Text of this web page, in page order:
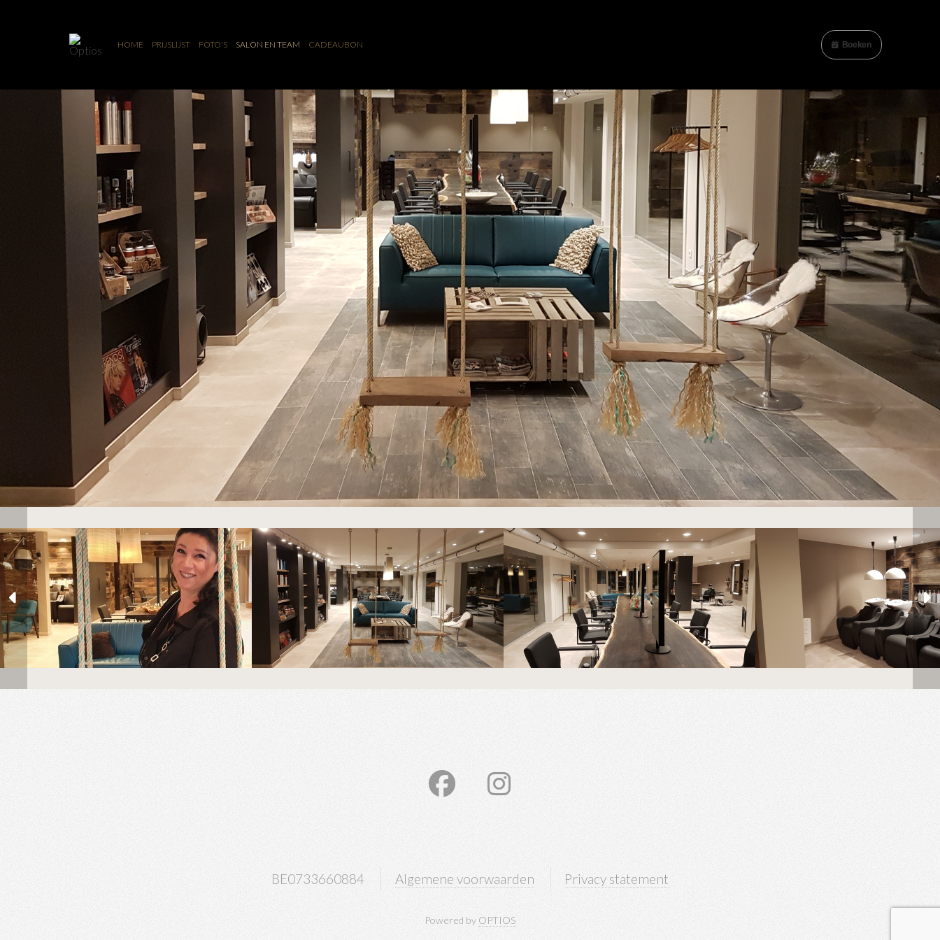
HOME PRIJSLIJST FOTO'S SALON EN TEAM CADEAUBON Boeken
BE0733660884 Algemene voorwaarden Privacy statement
Powered by OPTIOS